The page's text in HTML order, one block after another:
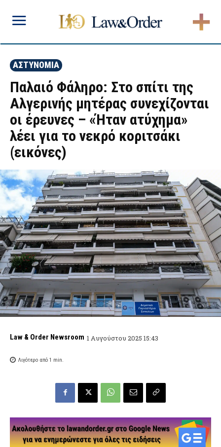
ΑΣΤΥΝΟΜΙΑ
Παλαιό Φάληρο: Στο σπίτι της
Αλγερινής μητέρας συνεχίζονται
οι έρευνες – «Ήταν ατύχημα»
λέει για το νεκρό κοριτσάκι
(εικόνες)
Law & Order Newsroom 1 Αυγούστου 2025 15:43
Λιγότερο από 1 min.